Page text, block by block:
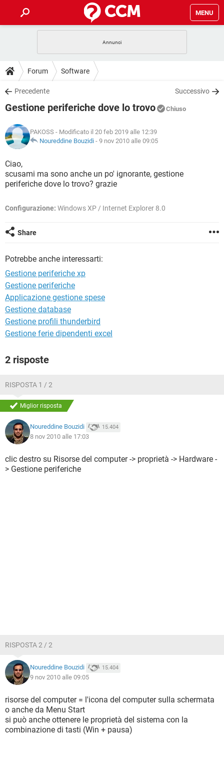
MENU
INTRATTENIMENTO
iOS
INSTAGRAM WHATSAPP
TIKTOK
HARDWARE
GUIDE
COVID-19
INSTAGRAM WHATSAPP
TIKTOK
HARDWARE
DOWNLOAD
COVID-19 GAMING
INTRATTENIMENTO
iOS WINDOWS 10
INSTAGRAM
TIKTOK FACEBOOK
COVID-19 GAMING
INTRATTENIMENTO
iOS
INSTAGRAM
GLOSSARIO
COVID-19
INTRATTENIMENTO ANDROID
INSTAGRAM WHATSAPP
TIKTOK
Forum Software
Precedente Successivo
Gestione periferiche dove lo trovo Chiuso
PAKOSS - Modificato il 20 feb 2019 alle 12:39
Noureddine Bouzidi - 9 nov 2010 alle 09:05
Ciao,
scusami ma sono anche un po' ignorante, gestione
periferiche dove lo trovo? grazie
Configurazione: Windows XP / Internet Explorer 8.0
Share
Potrebbe anche interessarti:
Gestione periferiche xp
Gestione periferiche
Applicazione gestione spese
Gestione database
Gestione profili thunderbird
Gestione ferie dipendenti excel
2 risposte
RISPOSTA 1 / 2
Miglior risposta
Noureddine Bouzidi 15.404
8 nov 2010 alle 17:03
clic destro su Risorse del computer -> proprietà -> Hardware -
> Gestione periferiche
RISPOSTA 2 / 2
Noureddine Bouzidi 15.404
9 nov 2010 alle 09:05
risorse del computer = l'icona del computer sulla schermata
o anche da Menu Start
si può anche ottenere le proprietà del sistema con la
combinazione di tasti (Win + pausa)